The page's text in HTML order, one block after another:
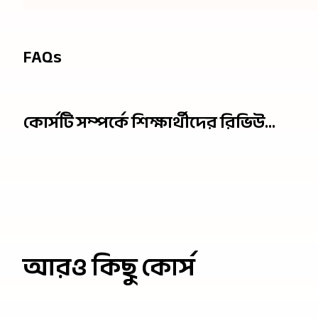
FAQs
কোর্সটি সম্পর্কে শিক্ষার্থীদের রিভিউ...
আরও কিছু কোর্স